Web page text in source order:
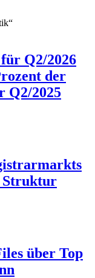
Q2/2026
der
Q2/2025
Struktur
über Top